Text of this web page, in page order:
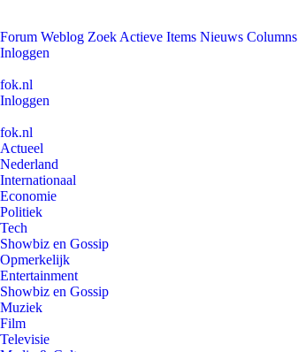
Forum Weblog Zoek Actieve Items Nieuws Columns
Inloggen
fok.nl
Inloggen
fok.nl
Actueel
Nederland
Internationaal
Economie
Politiek
Tech
Showbiz en Gossip
Opmerkelijk
Entertainment
Showbiz en Gossip
Muziek
Film
Televisie